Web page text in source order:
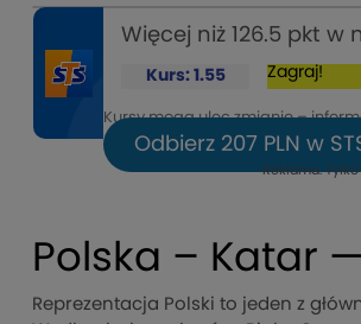
Więcej niż 126.5 pkt w
Kurs: 1.55 Zagraj!
Kursy mogą ulec zmianie –
Odbierz 207 PLN w
Reklama.
Polska – Katar
Reprezentacja Polski to jeden z